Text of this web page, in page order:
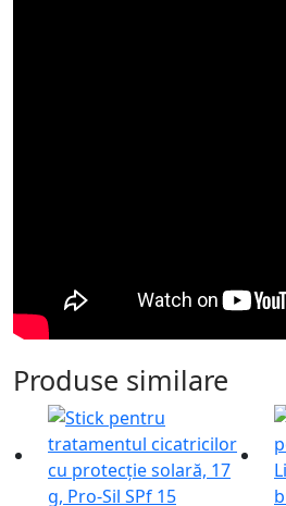
Produse similare